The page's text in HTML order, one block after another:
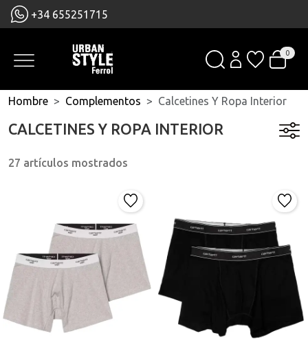
+34 655251715
0
Hombre Complementos Calcetines Y Ropa Interior
CALCETINES Y ROPA INTERIOR
27 artículos mostrados